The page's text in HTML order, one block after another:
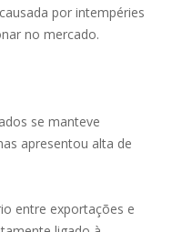
por intempéries
no mercado.
se manteve
apresentou alta de
entre exportações e